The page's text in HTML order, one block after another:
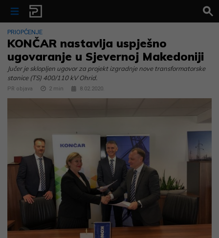
Skip to content
PRIOPĆENJE
KONČAR nastavlja uspješno
ugovaranje u Sjevernoj Makedoniji
Jučer je sklopljen ugovor za projekt izgradnje nove transformatorske
stanice (TS) 400/110 kV Ohrid.
PR objava 2 min 8.02.2020.